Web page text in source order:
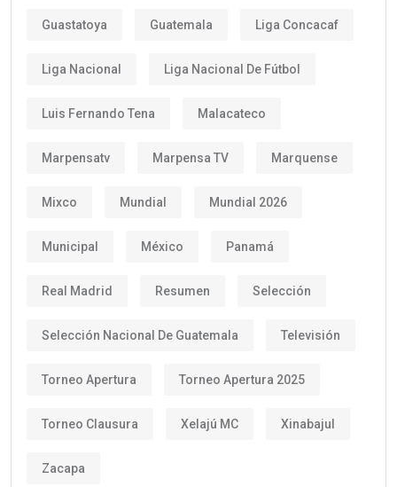
Guastatoya Guatemala Liga Concacaf
Liga Nacional Liga Nacional De Fútbol
Luis Fernando Tena Malacateco
Marpensatv Marpensa TV Marquense
Mixco Mundial Mundial 2026
Municipal México Panamá
Real Madrid Resumen Selección
Selección Nacional De Guatemala Televisión
Torneo Apertura Torneo Apertura 2025
Torneo Clausura Xelajú MC Xinabajul
Zacapa